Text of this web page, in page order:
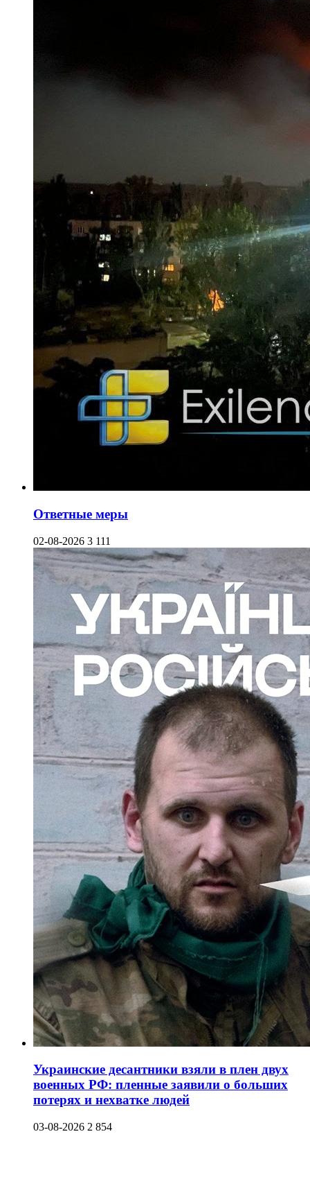
Ответные меры
02-08-2026 3 111
Украинские десантники взяли в плен двух
военных РФ: пленные заявили о больших
потерях и нехватке людей
03-08-2026 2 854